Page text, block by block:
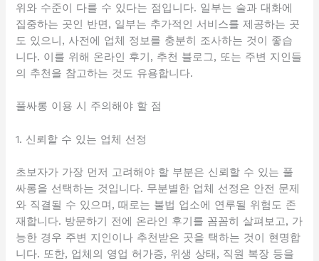
위와 수준이 다를 수 있다는 점입니다. 일부는 술과 대화에
집중하는 곳인 반면, 일부는 추가적인 서비스를 제공하는 곳
도 있으니, 사전에 업체 정보를 충분히 조사하는 것이 좋습
니다. 이를 위해 온라인 후기, 추천 블로그, 또는 주변 지인들
의 추천을 참고하는 것도 유용합니다.
풀싸롱 이용 시 주의해야 할 점
1. 신뢰할 수 있는 업체 선정
초보자가 가장 먼저 고려해야 할 부분은 신뢰할 수 있는 풀
싸롱을 선택하는 것입니다. 무분별한 업체 선정은 안전 문제
와 직결될 수 있으며, 때로는 불법 업소에 연루될 위험도 존
재합니다. 방문하기 전에 온라인 후기를 꼼꼼히 살펴보고, 가
능한 경우 주변 지인이나 추천받은 곳을 택하는 것이 현명합
니다. 또한, 업체의 영업 허가증, 위생 상태, 직원 복장 등을